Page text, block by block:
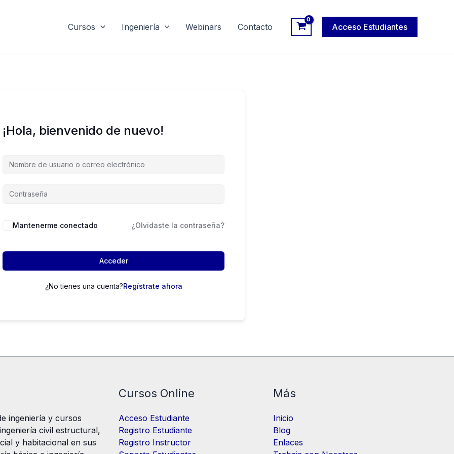
Cursos Ingeniería Webinars Contacto Acceso Estudiantes
¡Hola, bienvenido de nuevo!
Mantenerme conectado ¿Olvidaste la contraseña?
Acceder
¿No tienes una cuenta?Regístrate ahora
ingeniería y cursos
civil estructural,
y habitacional en sus
Cursos Online
Acceso Estudiante
Registro Estudiante
Registro Instructor
Más
Inicio
Blog
Enlaces